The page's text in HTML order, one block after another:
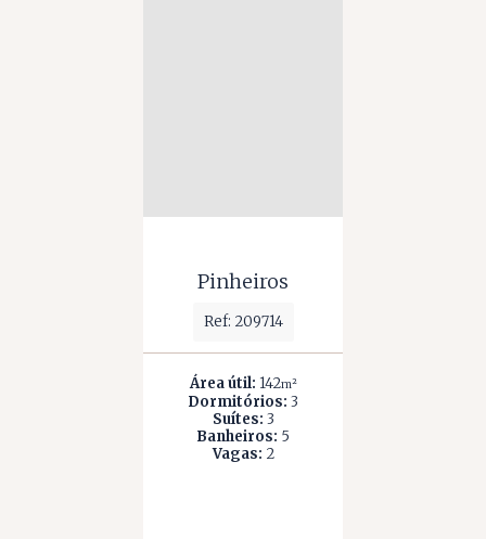
Pinheiros
Ref: 209714
Área útil: 142m²
Dormitórios: 3
Suítes: 3
Banheiros: 5
Vagas: 2